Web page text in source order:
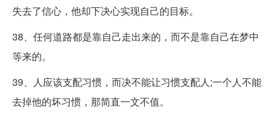
失去了信心，他却下决心实现自己的目标。
38、任何道路都是靠自己走出来的，而不是靠自己在梦中
等来的。
39、人应该支配习惯，而决不能让习惯支配人;一个人不能
去掉他的坏习惯，那简直一文不值。